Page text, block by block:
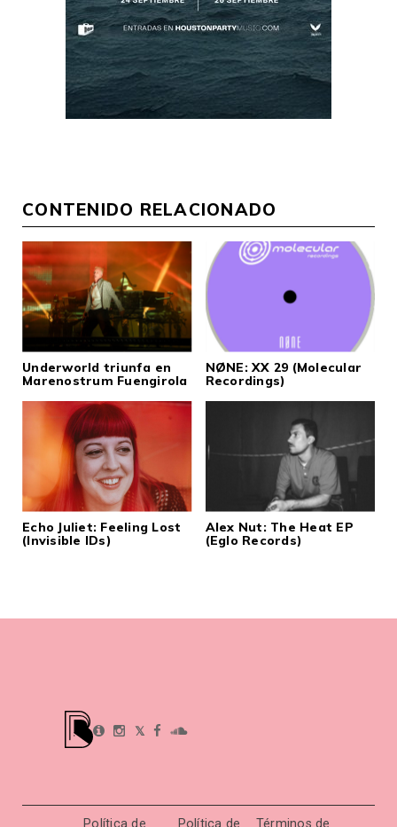
CONTENIDO RELACIONADO
Underworld triunfa en
Marenostrum Fuengirola
NØNE: XX 29 (Molecular
Recordings)
Echo Juliet: Feeling Lost
(Invisible IDs)
Alex Nut: The Heat EP
(Eglo Records)
𝕏
Política de Política de Términos de